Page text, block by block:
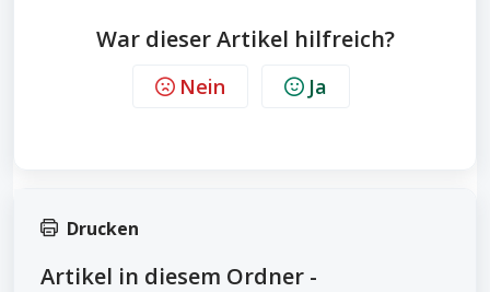
War dieser Artikel hilfreich?
Nein Ja
Drucken
Artikel in diesem Ordner -